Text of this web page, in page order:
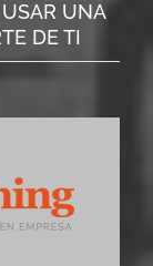
UNA
DE TI